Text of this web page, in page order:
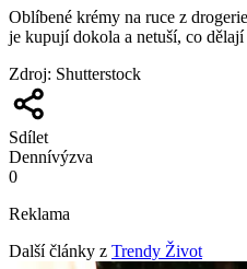
Oblíbené krémy na ruce z
je kupují dokola a netuší, co
Zdroj: Shutterstock
Sdílet
Dennívýzva
0
Reklama
Další články z Trendy Život